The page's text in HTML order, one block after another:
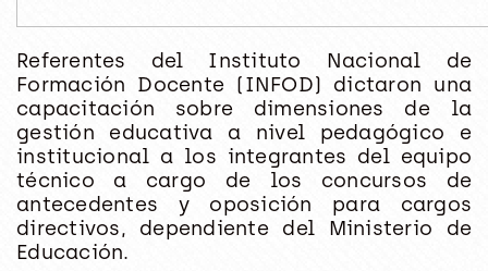
Referentes del Instituto Nacional de
Formación Docente (INFOD) dictaron una
capacitación sobre dimensiones de la
gestión educativa a nivel pedagógico e
institucional a los integrantes del equipo
técnico a cargo de los concursos de
antecedentes y oposición para cargos
directivos, dependiente del Ministerio de
Educación.